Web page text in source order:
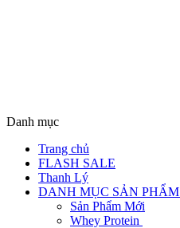
Danh mục
Trang chủ
FLASH SALE
Thanh Lý
DANH MỤC SẢN PHẨM
Sản Phẩm Mới
Whey Protein